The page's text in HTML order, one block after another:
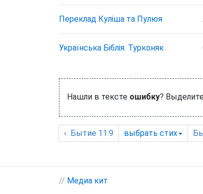
Переклад Куліша та Пулюя
Українська Біблія. Турконяк
Нашли в тексте ошибку?
‹ Бытие 11:9 выбрать стих
// Медиа кит